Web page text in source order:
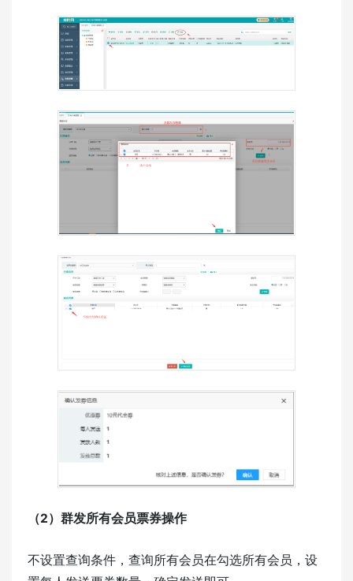
（2）群发所有会员票券操作
不设置查询条件，查询所有会员在勾选所有会员，设